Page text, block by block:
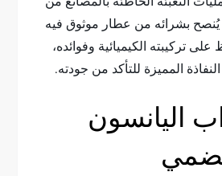
يُنصح بشرائه من عطار موثوق فيه
تركيبته الكيميائية وفوائده،
المميزة للتأكد من جودته.
اليانسون